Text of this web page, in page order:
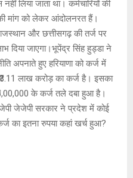
लिया जाता था। कर्मचारियों की
की मांग को लेकर आंदोलनरत हैं।
और छत्तीसगढ़ की तर्ज पर
दिया जाएगा।भूपेंद्र सिंह हुड्डा ने
अपनाते हुए हरियाणा को कर्ज में
लाख करोड़ का कर्ज है। इसका
के कर्ज तले दबा हुआ है।
जेजेपी सरकार ने प्रदेश में कोई
का इतना रुपया कहां खर्च हुआ?